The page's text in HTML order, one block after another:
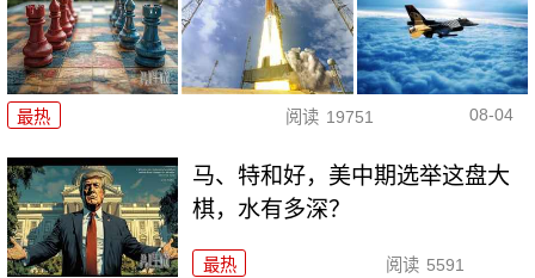
最热 阅读 19751 08-04
马、特和好，美中期选举这盘大
棋，水有多深？
最热 阅读 5591